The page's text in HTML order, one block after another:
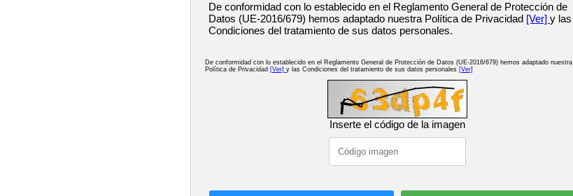
De conformidad con lo establecido en el Reglamento General de Protección de
Datos (UE-2016/679) hemos adaptado nuestra Política de Privacidad [Ver] y las
Condiciones del tratamiento de sus datos personales.
De conformidad con lo establecido en el Reglamento General de Protección de Datos (UE-2016/679) hemos adaptado nuestra
Política de Privacidad [Ver] y las Condiciones del tratamiento de sus datos personales [Ver]
Inserte el código de la imagen